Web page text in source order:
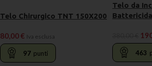
Telo Chirurgico TNT 150X200
80,00€ Iva esclusa
97 punti
Telo da
463